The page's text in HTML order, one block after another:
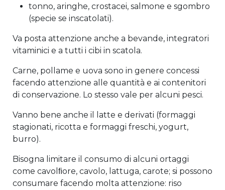
tonno, aringhe, crostacei, salmone e sgombro
(specie se inscatolati).
Va posta attenzione anche a bevande, integratori
vitaminici e a tutti i cibi in scatola.
Carne, pollame e uova sono in genere concessi
facendo attenzione alle quantità e ai contenitori
di conservazione. Lo stesso vale per alcuni pesci.
Vanno bene anche il latte e derivati (formaggi
stagionati, ricotta e formaggi freschi, yogurt,
burro).
Bisogna limitare il consumo di alcuni ortaggi
come cavolﬁore, cavolo, lattuga, carote; si possono
consumare facendo molta attenzione: riso